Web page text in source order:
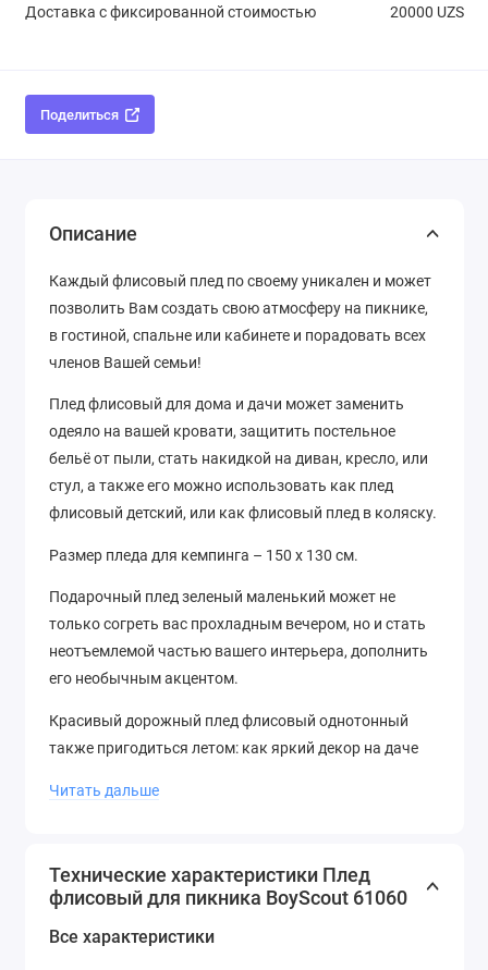
Доставка с фиксированной стоимостью
20000 UZS
Поделиться
Описание
Каждый флисовый плед по своему уникален и может
позволить Вам создать свою атмосферу на пикнике,
в гостиной, спальне или кабинете и порадовать всех
членов Вашей семьи!
Плед флисовый для дома и дачи может заменить
одеяло на вашей кровати, защитить постельное
бельё от пыли, стать накидкой на диван, кресло, или
стул, а также его можно использовать как плед
флисовый детский, или как флисовый плед в коляску.
Размер пледа для кемпинга – 150 х 130 см.
Подарочный плед зеленый маленький может не
только согреть вас прохладным вечером, но и стать
неотъемлемой частью вашего интерьера, дополнить
его необычным акцентом.
Красивый дорожный плед флисовый однотонный
также пригодиться летом: как яркий декор на даче
Читать дальше
Технические характеристики Плед
флисовый для пикника BoyScout 61060
Все характеристики